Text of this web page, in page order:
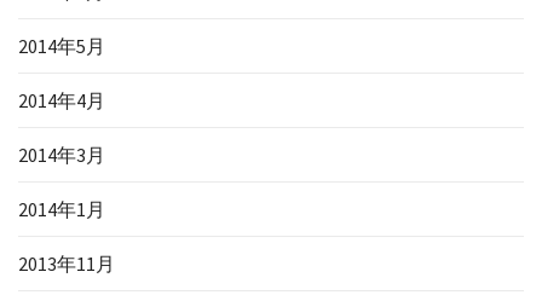
2014年5月
2014年4月
2014年3月
2014年1月
2013年11月